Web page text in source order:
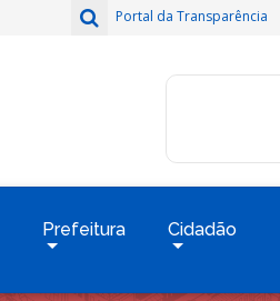
Portal da Transparência
Prefeitura Cidadão